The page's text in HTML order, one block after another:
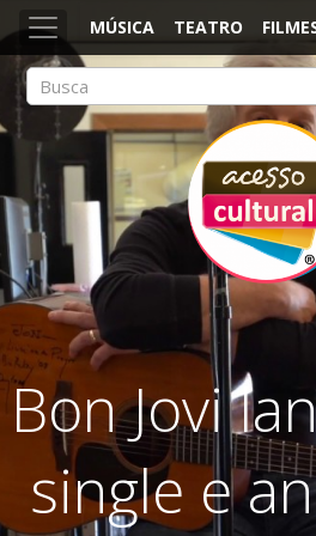
MÚSICA TEATRO
ACESSO CULTURAL
Arte, Cultura Pop e Entretenimento
Bon Jovi
single e